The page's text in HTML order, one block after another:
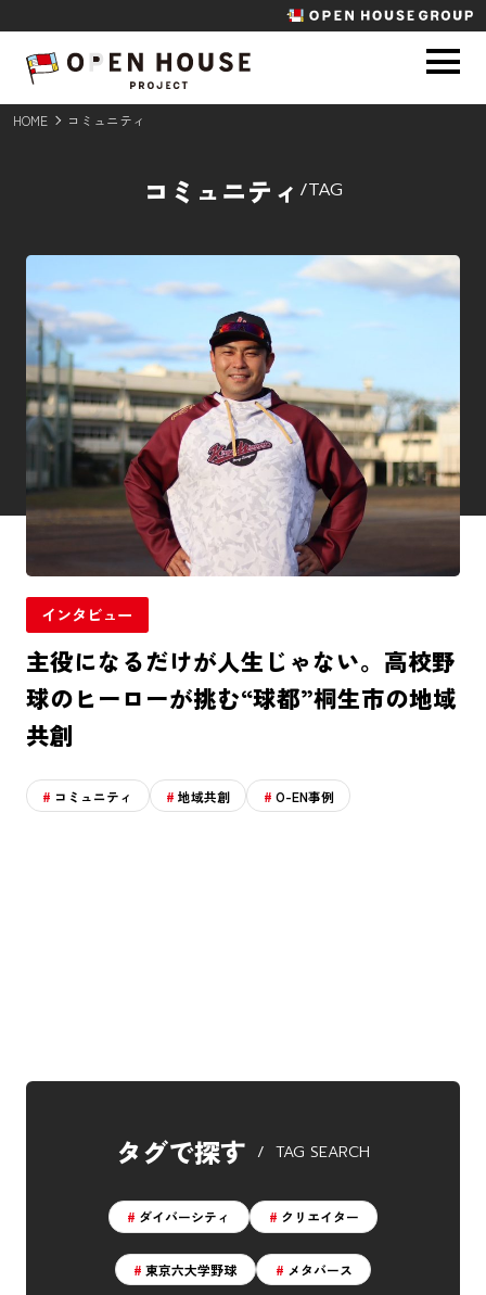
HOME
東京六大学野球
先進テクノロジー パラスポーツ
群馬クレインサンダーズ コミュニティ
HOME コミュニティ
コミュニティ /TAG
インタビュー
主役になるだけが人生じゃない。高校野
球のヒーローが挑む“球都”桐生市の地域
共創
コミュニティ 地域共創 O-EN事例
タグで探す TAG SEARCH
ダイバーシティ クリエイター
東京六大学野球 メタバース